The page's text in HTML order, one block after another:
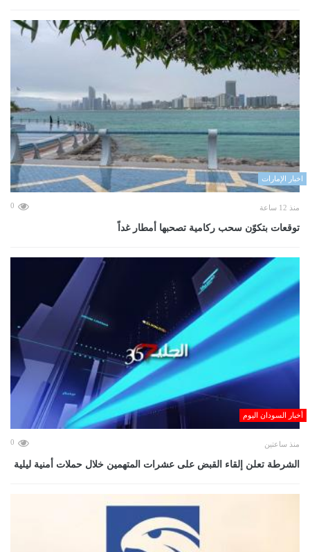
اخبار الإمارات
منذ 12 ساعة 0
توقعات بتكوّن سحب ركامية تصحبها أمطار غداً
أخبار السودان اليوم
منذ ساعتين 0
الشرطة تعلن إلقاء القبض على عشرات المتهمين خلال حملات أمنية ليلية